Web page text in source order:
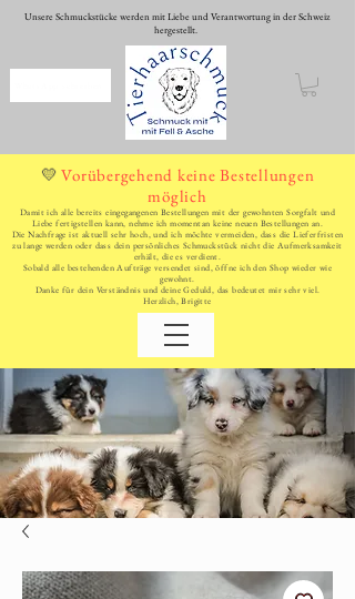
Unsere Schmuckstücke werden mit Liebe und Verantwortung in der Schweiz
hergestellt.
💛 Vorübergehend keine Bestellungen
möglich
Damit ich alle bereits eingegangenen Bestellungen mit der gewohnten Sorgfalt und
Liebe fertigstellen kann, nehme ich momentan keine neuen Bestellungen an.
Die Nachfrage ist aktuell sehr hoch, und ich möchte vermeiden, dass die Lieferfristen
zu lange werden oder dass dein persönliches Schmuckstück nicht die Aufmerksamkeit
erhält, die es verdient.
Sobald alle bestehenden Aufträge versendet sind, öffne ich den Shop wieder wie
gewohnt.
Danke für dein Verständnis und deine Geduld, das bedeutet mir sehr viel.
Herzlich, Brigitte